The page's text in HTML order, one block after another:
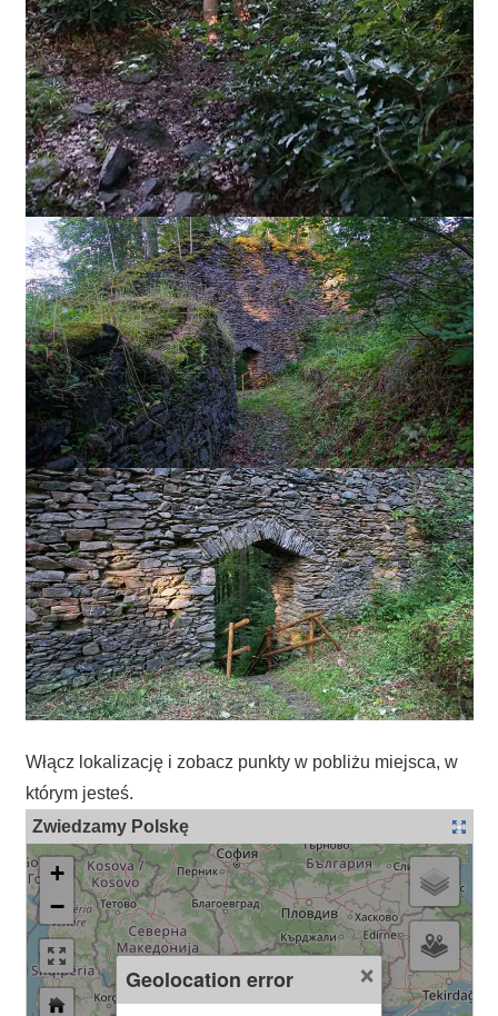
Włącz lokalizację i zobacz punkty w pobliżu miejsca, w
którym jesteś.
Zwiedzamy Polskę
+
−
×
Geolocation error